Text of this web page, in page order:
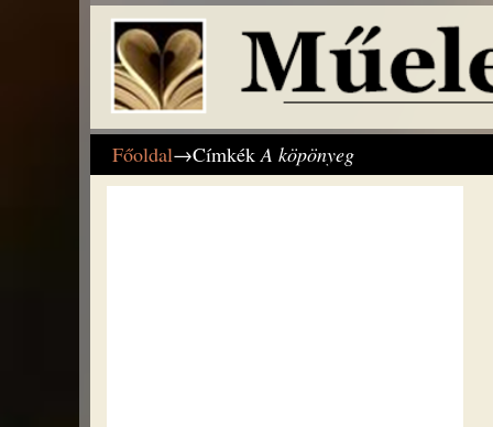
Főoldal→CímkékA köpönyeg